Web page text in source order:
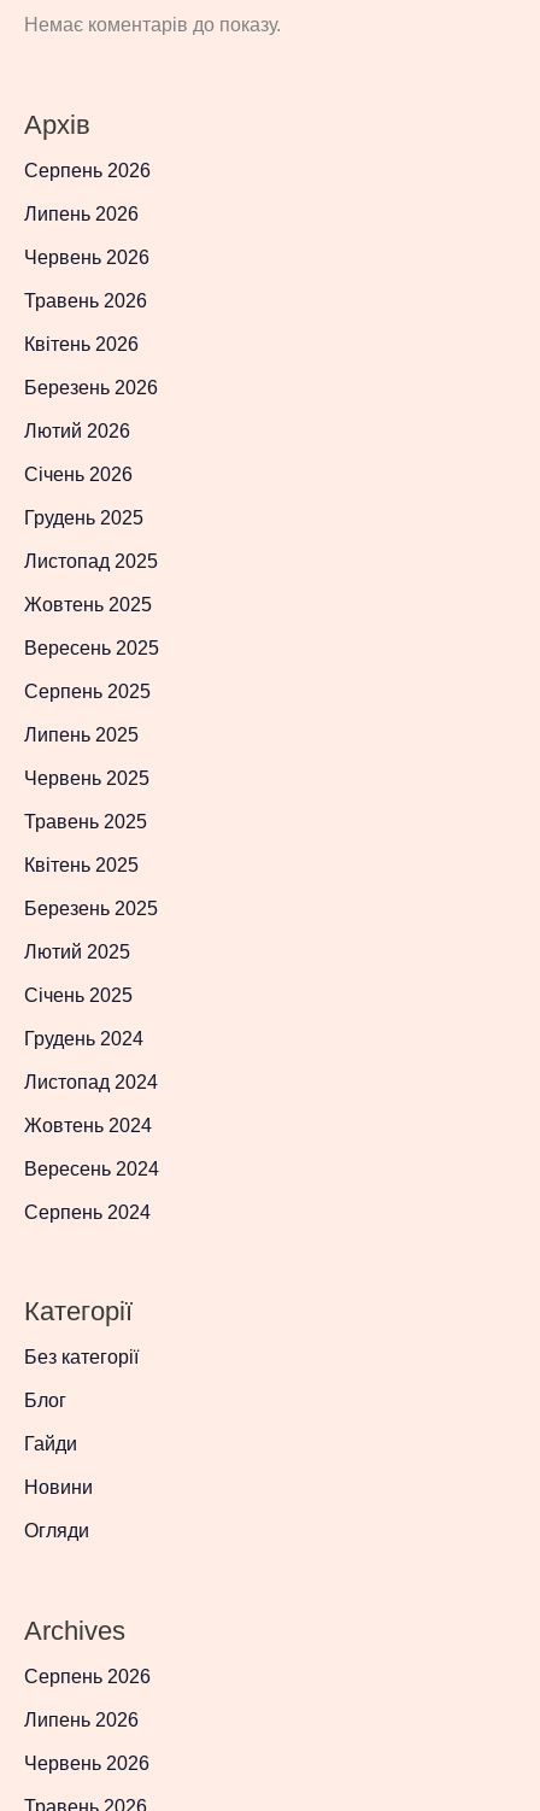
Немає коментарів до показу.
Архів
Серпень 2026
Липень 2026
Червень 2026
Травень 2026
Квітень 2026
Березень 2026
Лютий 2026
Січень 2026
Грудень 2025
Листопад 2025
Жовтень 2025
Вересень 2025
Серпень 2025
Липень 2025
Червень 2025
Травень 2025
Квітень 2025
Березень 2025
Лютий 2025
Січень 2025
Грудень 2024
Листопад 2024
Жовтень 2024
Вересень 2024
Серпень 2024
Категорії
Без категорії
Блог
Гайди
Новини
Огляди
Archives
Серпень 2026
Липень 2026
Червень 2026